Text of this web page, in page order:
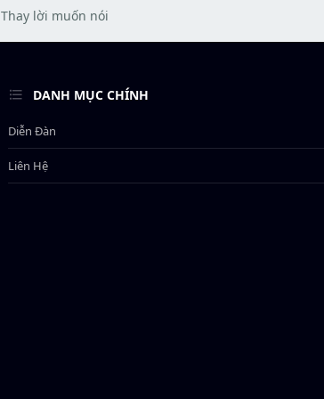
Thay lời muốn nói
DANH MỤC CHÍNH
Diễn Đàn
Liên Hệ